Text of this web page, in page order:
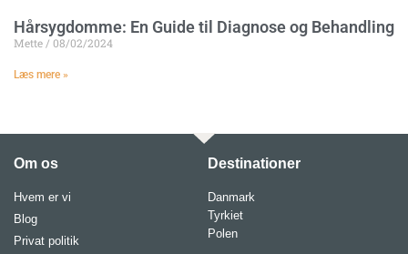
Hårsygdomme: En Guide til Diagnose og Behandling
Mette 08/02/2024
Læs mere »
Om os
Hvem er vi
Blog
Privat politik
Destinationer
Danmark
Tyrkiet
Polen